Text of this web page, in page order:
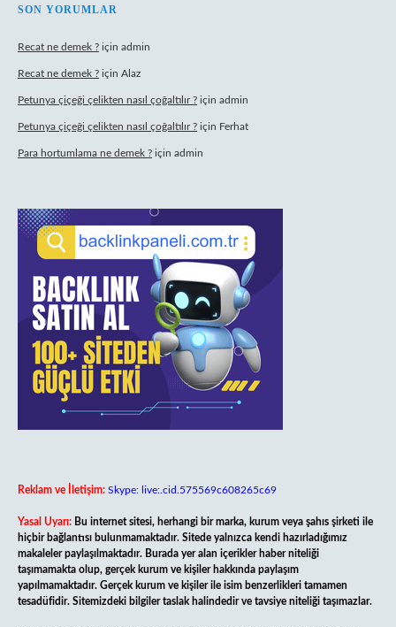
SON YORUMLAR
Recat ne demek ? için admin
Recat ne demek ? için Alaz
Petunya çiçeği çelikten nasıl çoğaltılır ? için admin
Petunya çiçeği çelikten nasıl çoğaltılır ? için Ferhat
Para hortumlama ne demek ? için admin
Reklam ve İletişim: Skype: live:.cid.575569c608265c69
Yasal Uyarı: Bu internet sitesi, herhangi bir marka, kurum veya şahıs şirketi ile
hiçbir bağlantısı bulunmamaktadır. Sitede yalnızca kendi hazırladığımız
makaleler paylaşılmaktadır. Burada yer alan içerikler haber niteliği
taşımamakta olup, gerçek kurum ve kişiler hakkında paylaşım
yapılmamaktadır. Gerçek kurum ve kişiler ile isim benzerlikleri tamamen
tesadüfidir. Sitemizdeki bilgiler taslak halindedir ve tavsiye niteliği taşımazlar.